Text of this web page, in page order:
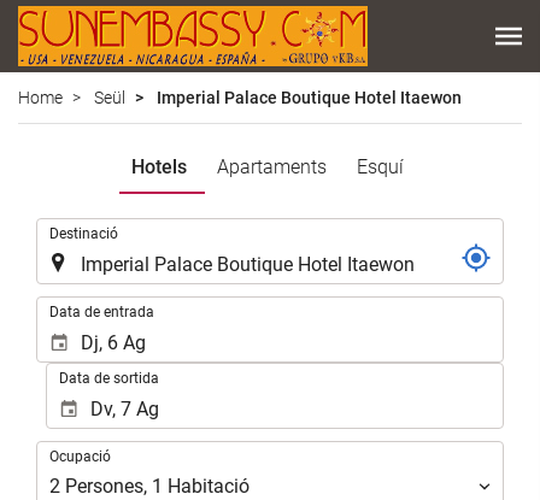
Home Seül Imperial Palace Boutique Hotel Itaewon
Hotels Apartaments Esquí
Destinació
Data de entrada
Data de sortida
Ocupació
Ocupació
2 Persones, 1 Habitació